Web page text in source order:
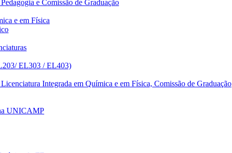
e Comissão de Graduação
e em Física
EL303 / EL403)
Integrada em Química e em Física, Comissão de Graduação
UNICAMP